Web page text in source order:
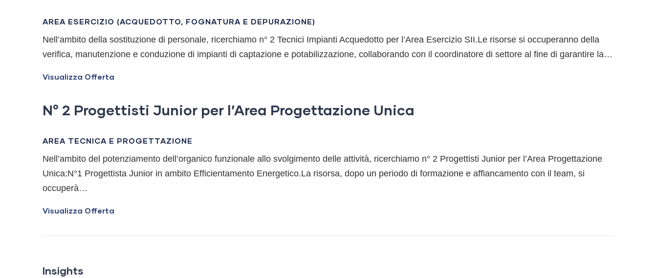
AREA ESERCIZIO (ACQUEDOTTO, FOGNATURA E DEPURAZIONE)
Nell’ambito della sostituzione di personale, ricerchiamo n° 2 Tecnici Impianti Acquedotto per l’Area Esercizio SII.Le risorse si occuperanno della
verifica, manutenzione e conduzione di impianti di captazione e potabilizzazione, collaborando con il coordinatore di settore al fine di garantire la…
Visualizza Offerta
N° 2 Progettisti Junior per l’Area Progettazione Unica
AREA TECNICA E PROGETTAZIONE
Nell’ambito del potenziamento dell’organico funzionale allo svolgimento delle attività, ricerchiamo n° 2 Progettisti Junior per l’Area Progettazione
Unica:N°1 Progettista Junior in ambito Efficientamento Energetico.La risorsa, dopo un periodo di formazione e affiancamento con il team, si
occuperà…
Visualizza Offerta
Insights